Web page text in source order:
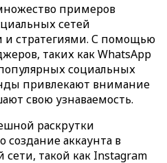
примеров
сетей
и стратегиями. С помощью
таких как WhatsApp
социальных
привлекают внимание
свою узнаваемость.
раскрутки
аккаунта в
такой как Instagram